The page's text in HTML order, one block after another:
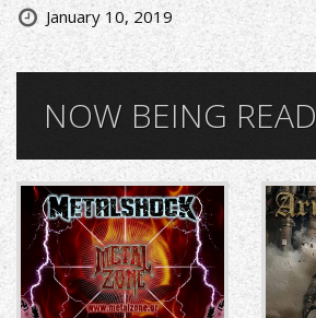
January 10, 2019
NOW BEING READ